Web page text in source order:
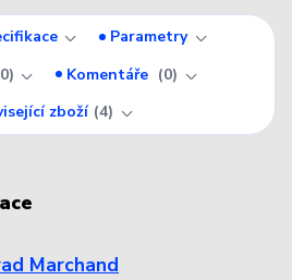
Parametry
0 Komentáře
0
zboží 4
Marchand